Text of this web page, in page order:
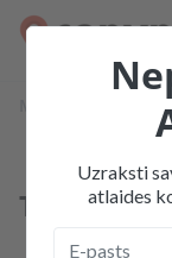
Produkcija
Taisnstūra
Uzraksti
atlaides